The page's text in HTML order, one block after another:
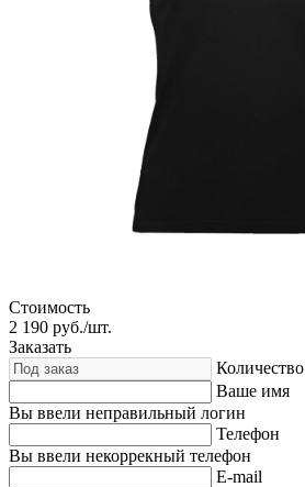
Стоимость
2 190 руб./шт.
Заказать
Количество
Ваше имя
Вы ввели неправильный логин
Телефон
Вы ввели некоррекный телефон
E-mail